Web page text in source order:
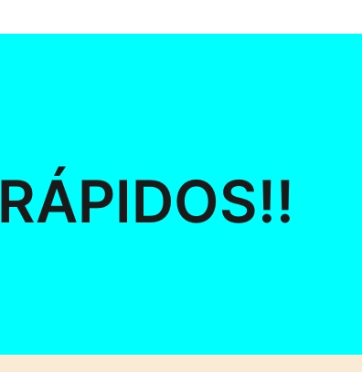
RÁPIDOS!!